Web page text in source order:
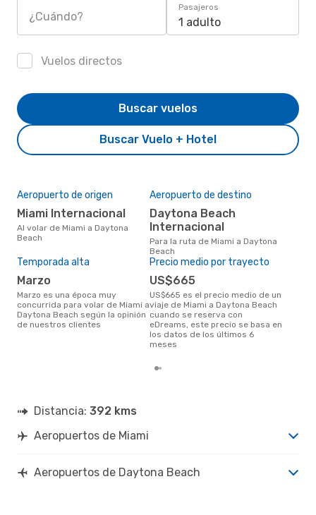
¿Cuándo?
Pasajeros
1 adulto
Vuelos directos
Buscar Vuelo + Hotel
Buscar vuelos
Aeropuerto de origen
Miami Internacional
Al volar de Miami a Daytona
Beach
Aeropuerto de destino
Daytona Beach
Internacional
Para la ruta de Miami a Daytona
Beach
Temporada alta
marzo
marzo es una época muy
concurrida para volar de Miami a
Daytona Beach según la opinión
de nuestros clientes
Precio medio por trayecto
US$665
US$665 es el precio medio de un
viaje de Miami a Daytona Beach
cuando se reserva con
eDreams, este precio se basa en
los datos de los últimos 6
meses
Distancia: 392 kms
Aeropuertos de Miami
Aeropuertos de Daytona Beach